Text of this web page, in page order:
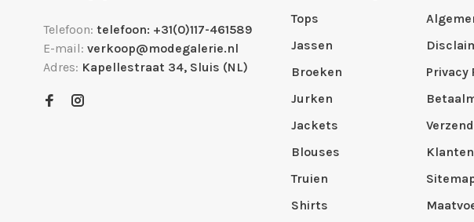
Telefoon: telefoon: +31(0)117-461589
E-mail: verkoop@modegalerie.nl
Adres: Kapellestraat 34, Sluis (NL)
Tops
Jassen
Broeken
Jurken
Jackets
Blouses
Truien
Shirts
Privacy